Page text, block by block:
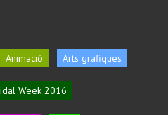
Animació Arts gràfiques
Week 2016